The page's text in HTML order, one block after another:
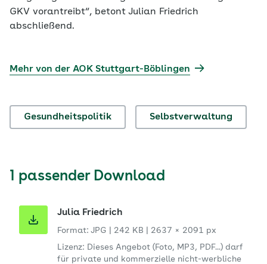
GKV vorantreibt“, betont Julian Friedrich
abschließend.
Mehr von der AOK Stuttgart-Böblingen
Gesundheitspolitik Selbstverwaltung
1 passender Download
Julia Friedrich
Format: JPG 242 KB
2637 × 2091 px
Lizenz: Dieses Angebot (Foto, MP3, PDF...) darf
für private und kommerzielle nicht-werbliche